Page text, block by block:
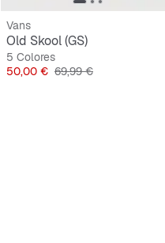
Vans
Old Skool (GS)
5 Colores
Precio
50,00 € Precio original
69,99 €